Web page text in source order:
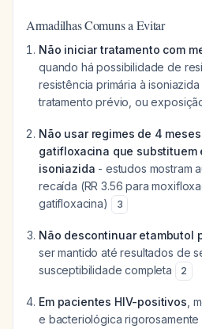
Armadilhas Comuns a Evitar
Não iniciar tratamento com
quando há possibilidade de
resistência primária à
tratamento prévio, ou
Não usar regimes de 4
gatifloxacina que substituem
isoniazida - estudos mostram
recaída (RR 3.56 para
gatifloxacina)
3
Não descontinuar etambutol
ser mantido até resultados de
susceptibilidade completa
2
Em pacientes HIV-positivos ,
e bacteriológica